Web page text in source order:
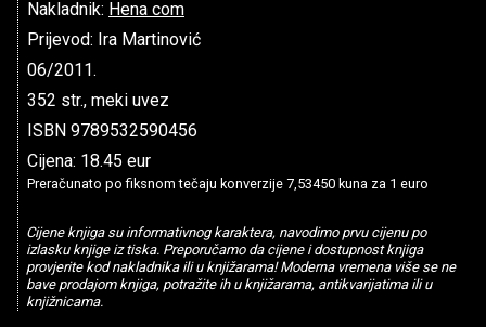
Nakladnik: Hena com
Prijevod: Ira Martinović
06/2011.
352 str., meki uvez
ISBN 9789532590456
Cijena: 18.45 eur
Preračunato po fiksnom tečaju konverzije 7,53450 kuna za 1 euro
Cijene knjiga su informativnog karaktera, navodimo prvu cijenu po
izlasku knjige iz tiska. Preporučamo da cijene i dostupnost knjiga
provjerite kod nakladnika ili u knjižarama! Moderna vremena više se ne
bave prodajom knjiga, potražite ih u knjižarama, antikvarijatima ili u
knjižnicama.